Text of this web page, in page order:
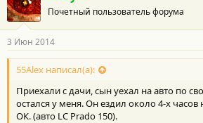
Почетный пользователь форума
3 Июн 2014
55Alex написал(а):
Приехали с дачи, сын уехал на авто по
остался у меня. Он ездил около 4-х
ОК. (авто LC Prado 150).